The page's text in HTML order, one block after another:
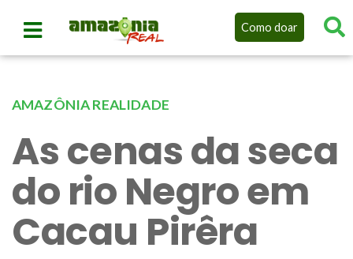
Como doar
AMAZÔNIA REALIDADE
As cenas da seca
do rio Negro em
Cacau Pirêra